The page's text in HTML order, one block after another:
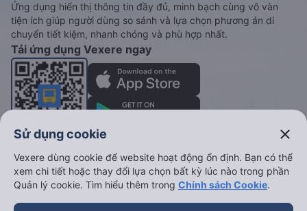
Ứng dụng hiển thị thông tin đầy đủ, minh bạch cùng vô vàn
tiện ích giúp người dùng so sánh và lựa chọn phương án di
chuyển tiết kiệm, nhanh chóng và phù hợp nhất.
Tải ứng dụng Vexere ngay
Vé xe khách Vé tàu hỏa
Sử dụng cookie close
Vexere dùng cookie để website hoạt động ổn định. Bạn có thể
xem chi tiết hoặc thay đổi lựa chọn bất kỳ lúc nào trong phần
Quản lý cookie. Tìm hiểu thêm trong Chính sách Cookie.